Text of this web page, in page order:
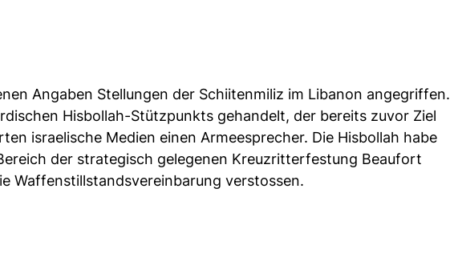
Angaben Stellungen der Schiitenmiliz im Libanon angegriffen.
Hisbollah-Stützpunkts gehandelt, der bereits zuvor Ziel
israelische Medien einen Armeesprecher. Die Hisbollah habe
der strategisch gelegenen Kreuzritterfestung Beaufort
Waffenstillstandsvereinbarung verstossen.